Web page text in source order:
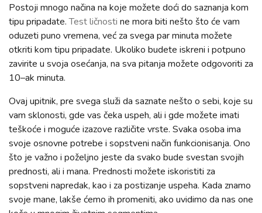
Postoji mnogo načina na koje možete doći do saznanja kom
tipu pripadate.Test ličnosti ne mora biti nešto što će vam
oduzeti puno vremena, već za svega par minuta možete
otkriti kom tipu pripadate. Ukoliko budete iskreni i potpuno
zavirite u svoja osećanja, na sva pitanja možete odgovoriti za
10–ak minuta.
Ovaj upitnik, pre svega služi da saznate nešto o sebi, koje su
vam sklonosti, gde vas čeka uspeh, ali i gde možete imati
teškoće i moguće izazove različite vrste. Svaka osoba ima
svoje osnovne potrebe i sopstveni način funkcionisanja. Ono
što je važno i poželjno jeste da svako bude svestan svojih
prednosti, ali i mana. Prednosti možete iskoristiti za
sopstveni napredak, kao i za postizanje uspeha. Kada znamo
svoje mane, lakše ćemo ih promeniti, ako uvidimo da nas one